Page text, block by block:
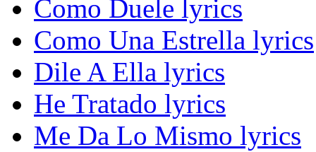
Como Duele lyrics
Como Una Estrella lyrics
Dile A Ella lyrics
He Tratado lyrics
Me Da Lo Mismo lyrics